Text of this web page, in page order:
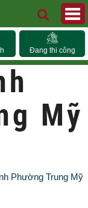
Đang thi công
Mỹ
Phường Trung Mỹ